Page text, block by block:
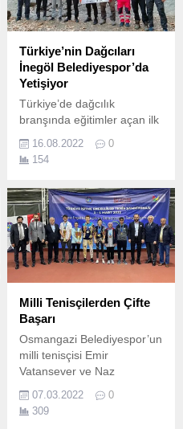
Türkiye’nin Dağcıları
İnegöl Belediyespor’da
Yetişiyor
Türkiye’de dağcılık
branşında eğitimler açan ilk
kulüp olan İnegöl
Belediyespor Kulübünde
“Tek İp Boylu Kaya Tırmanış
sporcu, uygulamalı sınavları
başarıyla geçti.
16.08.2022
0
154
Milli Tenisçilerden Çifte
Başarı
Osmangazi Belediyespor’un
milli tenisçisi Emir
Vatansever ve Naz
Türkiye Şampiyonası’na
damga vurdu.
07.03.2022
0
309